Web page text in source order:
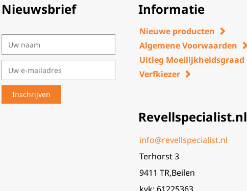
Nieuwsbrief Informatie
Nieuwe producten
Algemene Voorwaarden
Uitleg Moeilijkheidsgraad
Verfkiezer
Revellspecialist.nl
info@revellspecialist.nl
Terhorst 3
9411 TR,Beilen